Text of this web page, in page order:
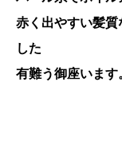
赤く出やすい髪
した
有難う御座います。